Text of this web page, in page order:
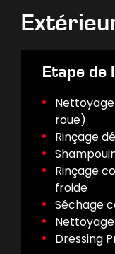
Etape de
roue)
Rinçage
Rinçage
froide
Séchage
Dressing